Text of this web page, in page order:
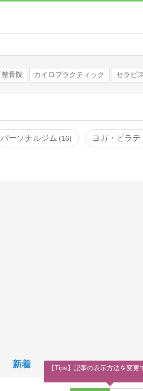
整骨院 カイロプラクティック セラピ
パーソナルジム 16 ヨガ・ピラテ
新着 【Tips】記事の表示方法を変更